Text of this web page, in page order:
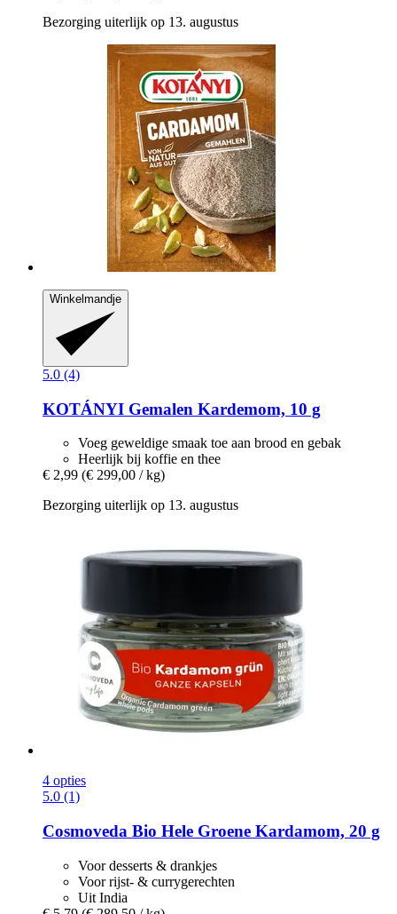
Bezorging uiterlijk op 13. augustus
Winkelmandje
5.0 (4)
KOTÁNYI Gemalen Kardemom, 10 g
Voeg geweldige smaak toe aan brood en gebak
Heerlijk bij koffie en thee
€ 2,99 (€ 299,00 / kg)
Bezorging uiterlijk op 13. augustus
4 opties
5.0 (1)
Cosmoveda Bio Hele Groene Kardamom, 20 g
Voor desserts & drankjes
Voor rijst- & currygerechten
Uit India